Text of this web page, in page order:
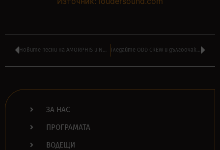
Новите песни на AMORPHIS и NO MORE MANY MORE във ВАШАТА РОК класация Гледайте ODD CREW и дългоочакваното ново видео ‘Morning Lights’
ЗА НАС
ПРОГРАМАТА
ВОДЕЩИ